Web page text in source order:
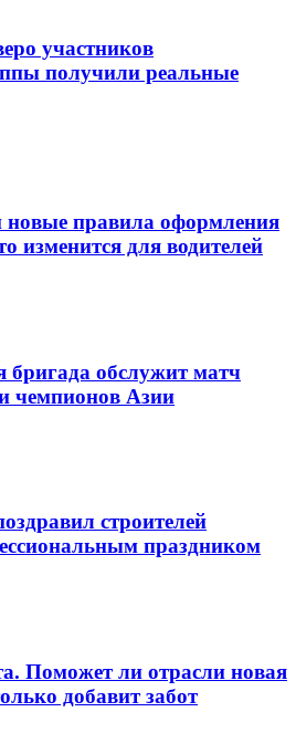
участников
получили реальные
правила оформления
для водителей
бригада обслужит матч
чемпионов Азии
строителей
праздником
Поможет ли отрасли новая
добавит забот